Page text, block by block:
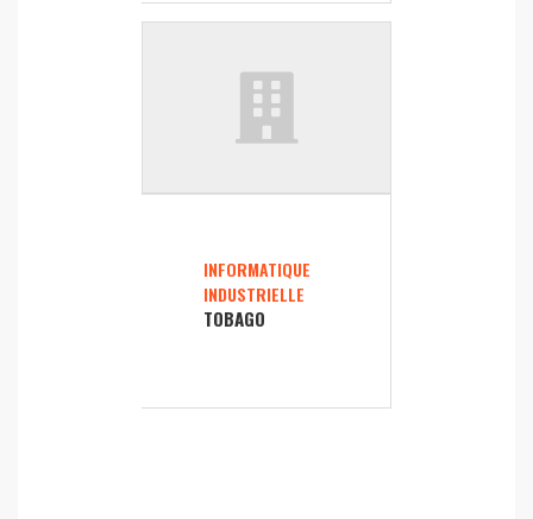
INFORMATIQUE
INDUSTRIELLE
TOBAGO